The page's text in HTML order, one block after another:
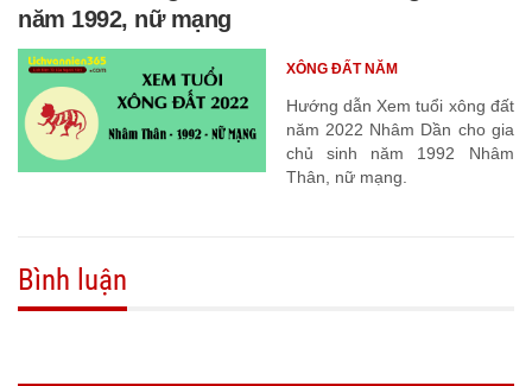
năm 1992, nữ mạng
Hướng dẫn Xem tuổi xông đất
năm 2022 Nhâm Dần cho gia
chủ sinh năm 1992 Nhâm
Thân, nữ mạng.
XÔNG ĐẤT NĂM
Bình luận